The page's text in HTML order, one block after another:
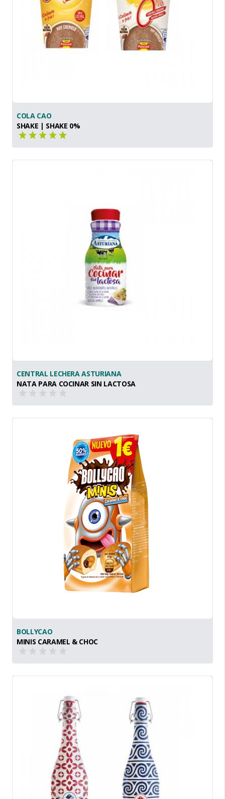
COLA CAO
SHAKE | SHAKE 0%
CENTRAL LECHERA ASTURIANA
NATA PARA COCINAR SIN LACTOSA
BOLLYCAO
MINIS CARAMEL & CHOC